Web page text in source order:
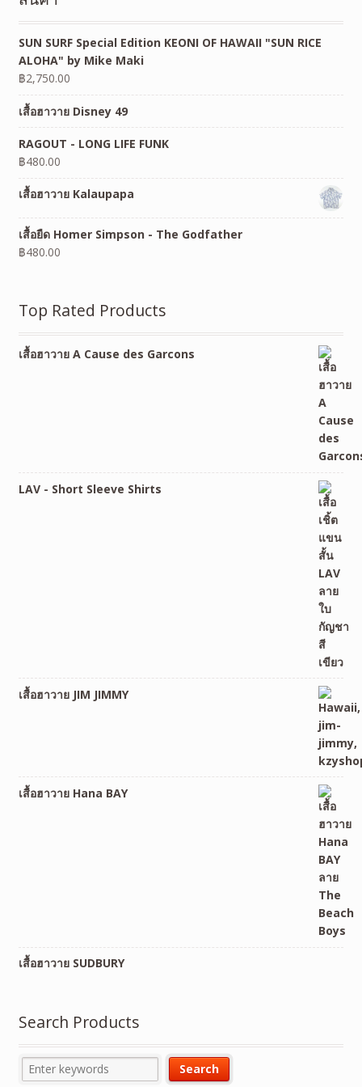
SUN SURF Special Edition KEONI OF HAWAII "SUN RICE
ALOHA" by Mike Maki
฿2,750.00
เสื้อฮาวาย Disney 49
RAGOUT - LONG LIFE FUNK
฿480.00
เสื้อฮาวาย Kalaupapa
เสื้อยืด Homer Simpson - The Godfather
฿480.00
Top Rated Products
เสื้อฮาวาย A Cause des Garcons
LAV - Short Sleeve Shirts
เสื้อฮาวาย JIM JIMMY
เสื้อฮาวาย Hana BAY
เสื้อฮาวาย SUDBURY
Search Products